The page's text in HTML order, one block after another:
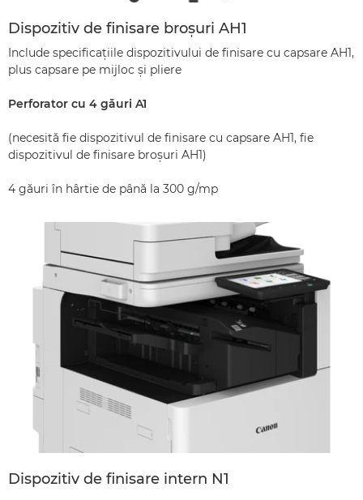
Dispozitiv de finisare broşuri AH1
Include specificaţiile dispozitivului de finisare cu capsare AH1,
plus capsare pe mijloc şi pliere
Perforator cu 4 găuri A1
(necesită fie dispozitivul de finisare cu capsare AH1, fie
dispozitivul de finisare broşuri AH1)
4 găuri în hârtie de până la 300 g/mp
Dispozitiv de finisare intern N1